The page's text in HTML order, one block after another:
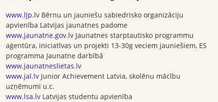
www.ljp.lv Bērnu un jauniešu sabiedrisko organizāciju
apvienība Latvijas jaunatnes padome
www.jaunatne.gov.lv Jaunatnes starptautisko programmu
aģentūra, iniciatīvas un projekti 13-30g veciem jauniešiem, ES
programma Jaunatne darbībā
www.jaunatneslietas.lv
www.jal.lv Junior Achievement Latvia, skolēnu mācību
uzņēmumi u.c.
www.lsa.lv Latvijas studentu apvienība